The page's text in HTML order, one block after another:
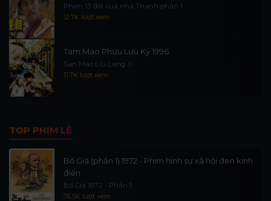
Phim 13 đời vua nhà Thanh phần 1
12.7K lượt xem
Tam Mao Phưu Lưu Ký 1996
San Mao Liu Lang Ji
11.7K lượt xem
TOP PHIM LẺ
Bố Già (phần 1) 1972 - Phim hình sự xã hội đen kinh
điển
Bố Già 1972 - Phần 1
76.5K lượt xem